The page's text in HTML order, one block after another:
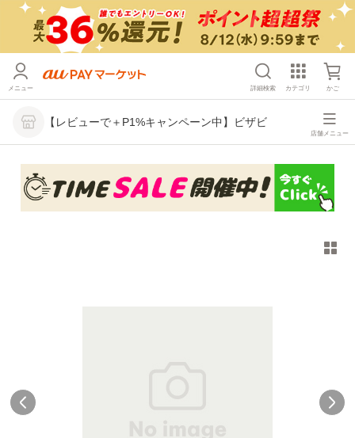
メニュー 詳細検索 カテゴリ かご
【レビューで＋P1%キャンペーン中】ビザビ
店舗メニュー